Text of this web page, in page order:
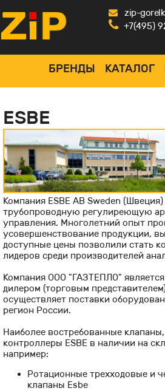
zip-
+7(495)
БРЕНДЫ КАТАЛОГ
ESBE
Компания ESBE AB Sweden
трубопроводную регулиреющую
управления. Многолетний опыт
усовершенствование продукции,
доступные цены позволили стать
лидеров среди производителей
Компания ООО "ГАЗТЕПЛО"
дилером (торговым
осуществляет поставки
регион России.
Наиболее востребованные
контроллеры ESBE в наличии на
например:
Ротационные трехходовые и
клапаны Esbe